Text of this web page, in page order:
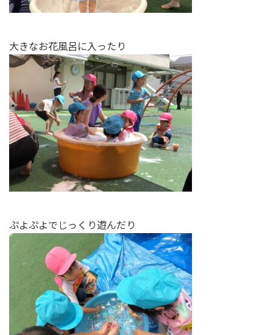
大きなお花風呂に入ったり
ぷよぷよでじっくり遊んだり